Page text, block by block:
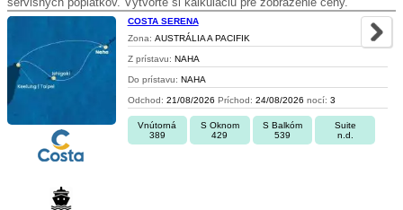
COSTA SERENA
Zona: AUSTRÁLIA A PACIFIK
Z prístavu: NAHA
Do prístavu: NAHA
Odchod: 21/08/2026 Príchod: 24/08/2026 nocí: 3
Vnútorná
389
S Oknom
429
S Balkóm
539
Suite
n.d.